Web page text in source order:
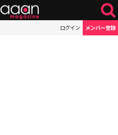
ログイン メンバー登録